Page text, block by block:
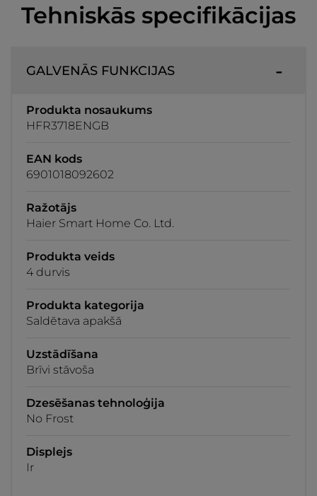
Tehniskās specifikācijas
GALVENĀS FUNKCIJAS
Produkta nosaukums
HFR3718ENGB
EAN kods
6901018092602
Ražotājs
Haier Smart Home Co. Ltd.
Produkta veids
4 durvis
Produkta kategorija
Saldētava apakšā
Uzstādīšana
Brīvi stāvoša
Dzesēšanas tehnoloģija
No Frost
Displejs
Ir